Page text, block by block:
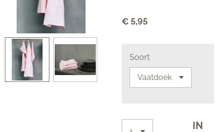
€ 5,95
Soort
IN